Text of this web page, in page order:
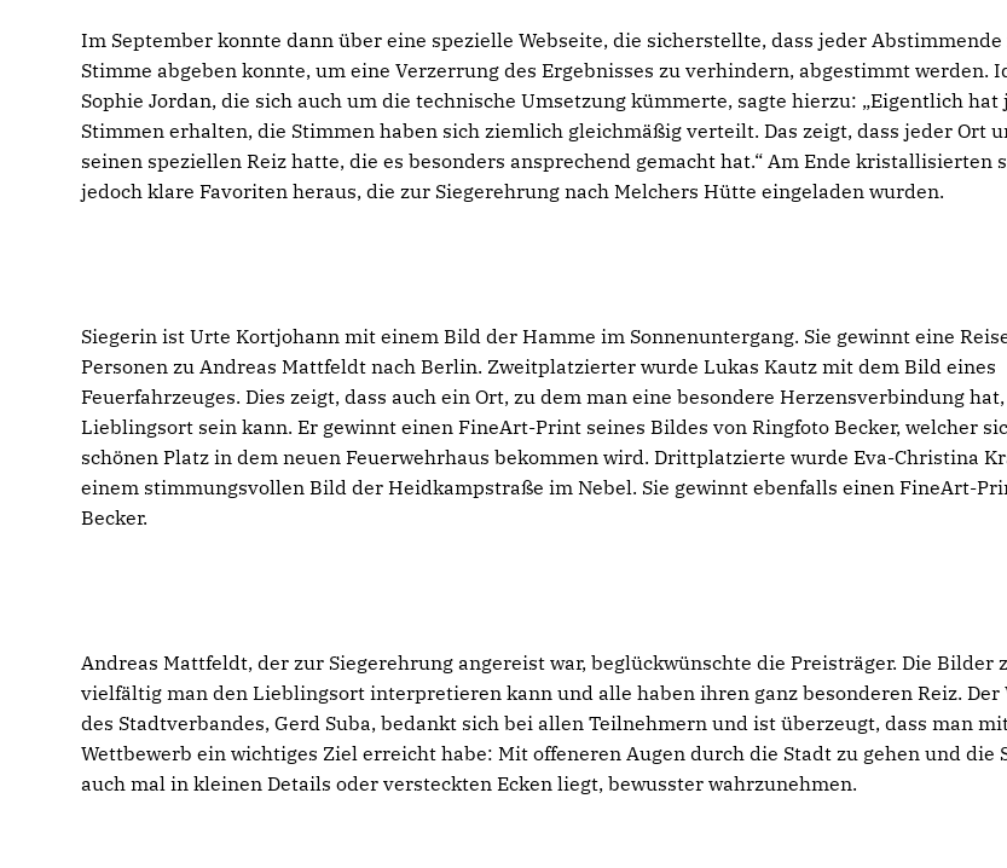
Im September konnte dann über eine spezielle Webseite, die sicherstellte, dass jeder
Stimme abgeben konnte, um eine Verzerrung des Ergebnisses zu verhindern, abgestimmt werden.
Sophie Jordan, die sich auch um die technische Umsetzung kümmerte, sagte hierzu: „Eigentlich hat
Stimmen erhalten, die Stimmen haben sich ziemlich gleichmäßig verteilt. Das zeigt, dass jeder Ort
seinen speziellen Reiz hatte, die es besonders ansprechend gemacht hat.“ Am Ende kristallisierten
jedoch klare Favoriten heraus, die zur Siegerehrung nach Melchers Hütte eingeladen wurden.
Siegerin ist Urte Kortjohann mit einem Bild der Hamme im Sonnenuntergang. Sie gewinnt eine
Personen zu Andreas Mattfeldt nach Berlin. Zweitplatzierter wurde Lukas Kautz mit dem Bild eines
Feuerfahrzeuges. Dies zeigt, dass auch ein Ort, zu dem man eine besondere Herzensverbindung
Lieblingsort sein kann. Er gewinnt einen FineArt-Print seines Bildes von Ringfoto Becker, welcher
schönen Platz in dem neuen Feuerwehrhaus bekommen wird. Drittplatzierte wurde Eva-Christina
einem stimmungsvollen Bild der Heidkampstraße im Nebel. Sie gewinnt ebenfalls einen FineArt-
Becker.
Andreas Mattfeldt, der zur Siegerehrung angereist war, beglückwünschte die Preisträger. Die Bilder
vielfältig man den Lieblingsort interpretieren kann und alle haben ihren ganz besonderen Reiz. Der
des Stadtverbandes, Gerd Suba, bedankt sich bei allen Teilnehmern und ist überzeugt, dass man
Wettbewerb ein wichtiges Ziel erreicht habe: Mit offeneren Augen durch die Stadt zu gehen und die
auch mal in kleinen Details oder versteckten Ecken liegt, bewusster wahrzunehmen.